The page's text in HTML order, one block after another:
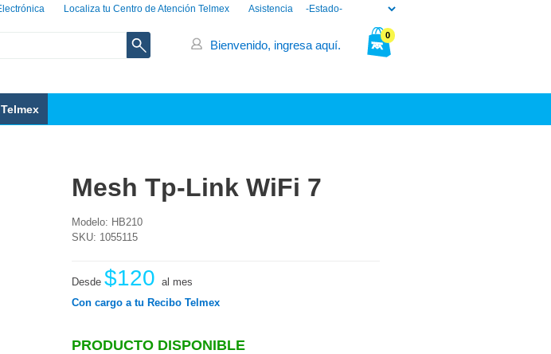
Asistencia
Localiza tu Centro de Atención Telmex
0
Bienvenido, ingresa aquí.
Mesh Tp-Link WiFi 7
Modelo: HB210
SKU: 1055115
Desde $120 al mes
Con cargo a tu Recibo Telmex
PRODUCTO DISPONIBLE